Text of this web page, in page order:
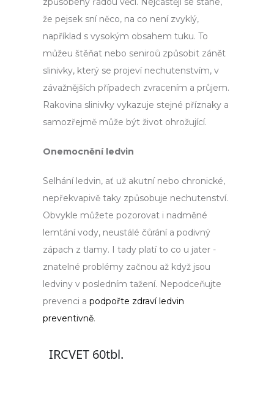
že pejsek sní něco, na co není zvyklý,
například s vysokým obsahem tuku. To
můžeu štěňat nebo seniroů způsobit zánět
slinivky, který se projeví nechutenstvím, v
závažnějších případech zvracením a průjem.
Rakovina slinivky vykazuje stejné příznaky a
samozřejmě může být život ohrožující.
Onemocnění ledvin
Selhání ledvin, ať už akutní nebo chronické,
nepřekvapivě taky způsobuje nechutenství.
Obvykle můžete pozorovat i nadměné
lemtání vody, neustálé čůrání a podivný
zápach z tlamy. I tady platí to co u jater -
znatelné problémy začnou až když jsou
ledviny v posledním tažení. Nepodceňujte
prevenci a podpořte zdraví ledvin
preventivně.